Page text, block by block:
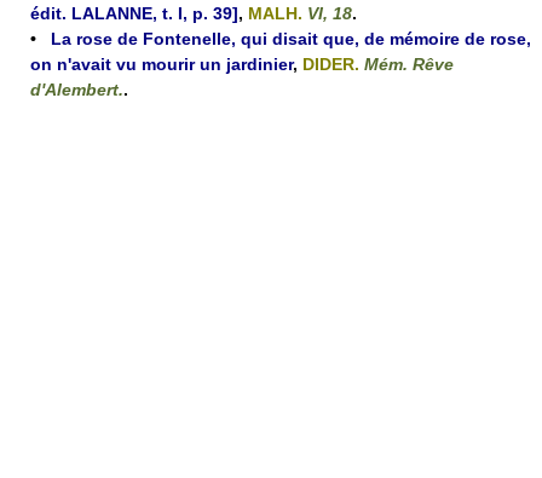
édit. LALANNE, t. I, p. 39], MALH. VI, 18.
• La rose de Fontenelle, qui disait que, de mémoire de rose,
on n'avait vu mourir un jardinier, DIDER. Mém. Rêve
d'Alembert..